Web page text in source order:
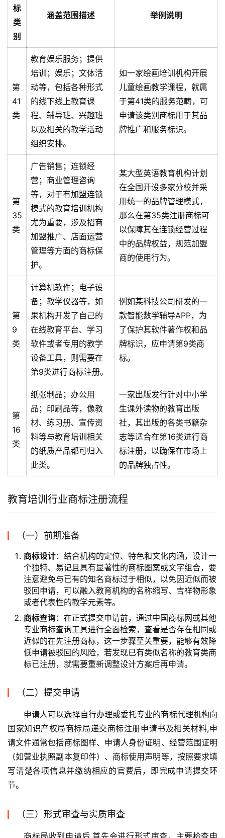
标
类
别
涵盖范围描述 举例说明
第
41
类
教育娱乐服务；提供
培训；娱乐；文体活
动等，包括各种形式
的线下线上教育课
程、辅导班、兴趣班
以及相关的教学活动
组织安排。
如一家绘画培训机构开展
儿童绘画教学课程，就属
于第41类的服务范畴，可
申请该类别商标用于其品
牌推广和服务标识。
第
35
类
广告销售；连锁经
营；商业管理咨询
等，对于有加盟连锁
模式的教育培训机构
尤为重要，涉及招商
加盟推广、店面运营
管理等方面的商标保
护。
某大型英语教育机构计划
在全国开设多家分校并采
用统一的品牌管理模式，
那么在第35类注册商标可
以保障其在连锁经营过程
中的品牌权益，规范加盟
商的使用行为。
第
9
类
计算机软件；电子设
备；教学仪器等，如
果机构开发了自己的
在线教育平台、学习
软件或者专用的教学
设备工具，则需要在
第9类进行商标注册。
例如某科技公司研发的一
款智能数学辅导APP，为
了保护其软件著作权和品
牌标识，应申请第9类商
标。
第
16
类
纸张制品；办公用
品；印刷品等，像教
材、练习册、宣传资
料等与教育培训相关
的纸质产品都可归入
此类。
一家出版发行针对中小学
生课外读物的教育出版
社，其出版的各类书籍杂
志等适合在第16类进行商
标注册，以确保在市场上
的品牌独占性。
教育培训行业商标注册流程
（一）前期准备
商标设计：结合机构的定位、特色和文化内涵，设计一
个独特、易记且具有显著性的商标图案或文字组合，要
注意避免与已有的知名商标过于相似，以免因近似而被
驳回申请，可以融入教育机构的名称缩写、吉祥物形象
或者代表性的教学元素等。
商标查询：在正式提交申请前，通过中国商标网或其他
专业商标查询工具进行全面检索，查看是否存在相同或
近似的在先注册商标，这一步骤至关重要，能够有效降
低申请被驳回的风险，若发现已有类似名称的教育类商
标已注册，就需要重新调整设计方案后再申请。
（二）提交申请
申请人可以选择自行办理或委托专业的商标代理机构向
国家知识产权局商标局递交商标注册申请书及相关材料,申
请文件通常包括商标图样、申请人身份证明、经营范围证明
（如营业执照副本复印件）、商标使用声明等，按照要求填
写清楚各项信息并缴纳相应的官费后，即完成申请提交环
节。
（三）形式审查与实质审查